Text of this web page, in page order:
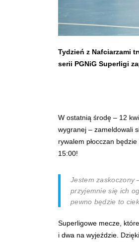
Tydzień z Nafciarzami
serii PGNiG Superligi
W ostatnią środę – 12
wygranej – zameldowali
rywalem płocczan
15:00!
Jestem zaskoczony
przyjemnie się ich
pewno będzie to
Superligowe mecze,
i dwa na wyjeździe.